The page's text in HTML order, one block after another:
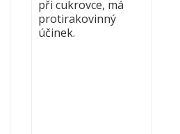
při cukrovce, má
protirakovinný
účinek.